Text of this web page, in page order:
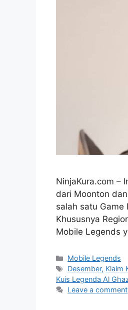
NinjaKura.com –
dari Moonton
salah satu Game
Khususnya
Mobile Legends
Categories
Mobile Legends
Tags
Desember, Klaim
Kuis Legenda Al
Leave a comment